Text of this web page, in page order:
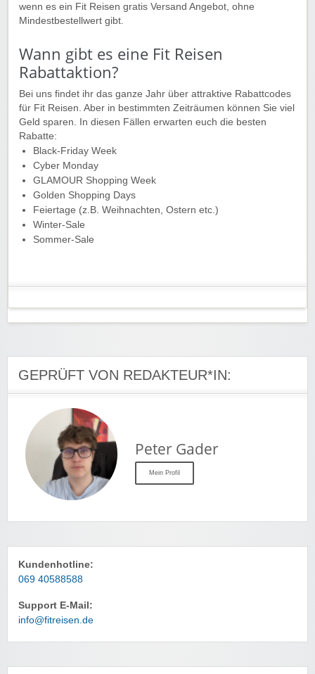
wenn es ein Fit Reisen gratis Versand Angebot, ohne
Mindestbestellwert gibt.
Wann gibt es eine Fit Reisen
Rabattaktion?
Bei uns findet ihr das ganze Jahr über attraktive Rabattcodes
für Fit Reisen. Aber in bestimmten Zeiträumen können Sie viel
Geld sparen. In diesen Fällen erwarten euch die besten
Rabatte:
Black-Friday Week
Cyber Monday
GLAMOUR Shopping Week
Golden Shopping Days
Feiertage (z.B. Weihnachten, Ostern etc.)
Winter-Sale
Sommer-Sale
GEPRÜFT VON REDAKTEUR*IN:
Peter Gader
Mein Profil
Kundenhotline:
069 40588588
Support E-Mail:
info@fitreisen.de